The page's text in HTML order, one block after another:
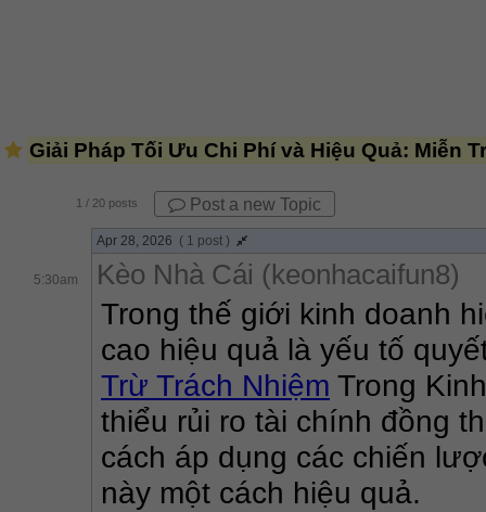
Giải Pháp Tối Ưu Chi Phí và Hiệu Quả: Miễn
1 / 20 posts Post a new Topic
Apr 28, 2026 ( 1 post )
5:30am Kèo Nhà Cái (keonhacaifun8)
Trong thế giới kinh doanh
cao hiệu quả là yếu tố
Trừ Trách Nhiệm Trong
thiểu rủi ro tài chính đồng
cách áp dụng các chiến
này một cách hiệu quả.